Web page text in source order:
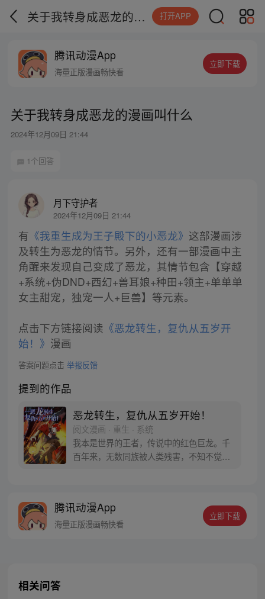
关于我转身成恶龙的漫画叫什么 打开APP
腾讯动漫App
海量正版漫画畅快看
立即下载
关于我转身成恶龙的漫画叫什么
2024年12月09日 21:44
1个回答
月下守护者
2024年12月09日 21:44
有 《我重生成为王子殿下的小恶龙》 这部漫画涉
及转生为恶龙的情节。另外，还有一部漫画中主
角醒来发现自己变成了恶龙，其情节包含【穿越
+系统+伪DND+西幻+兽耳娘+种田+领主+单单单
女主甜宠，独宠一人+巨兽】等元素。
点击下方链接阅读 《恶龙转生，复仇从五岁开
始！》 漫画
答案问题点击 举报反馈
提到的作品
恶龙转生，复仇从五岁开始！
阅文漫画 · 重生 · 系统
我本是世界的王者，传说中的红色巨龙。千
百年来，无数同族被人类残害，不知不觉
仇。 若有来生，我要让肮脏的人类付出血的
代价！ 若有来生…… 嗯？来生，我却转生成
腾讯动漫App
海量正版漫画畅快看
立即下载
相关问答